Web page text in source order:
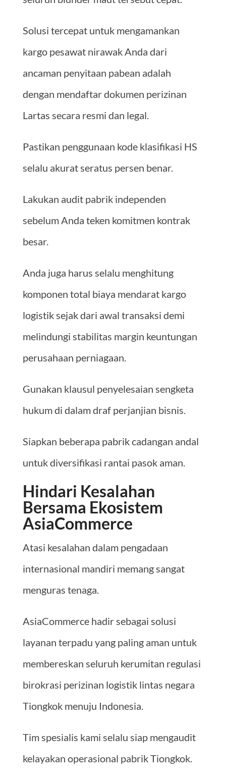
Solusi tercepat untuk mengamankan
kargo pesawat nirawak Anda dari
ancaman penyitaan pabean adalah
dengan mendaftar dokumen perizinan
Lartas secara resmi dan legal.
Pastikan penggunaan kode klasifikasi HS
selalu akurat seratus persen benar.
Lakukan audit pabrik independen
sebelum Anda teken komitmen kontrak
besar.
Anda juga harus selalu menghitung
komponen total biaya mendarat kargo
logistik sejak dari awal transaksi demi
melindungi stabilitas margin keuntungan
perusahaan perniagaan.
Gunakan klausul penyelesaian sengketa
hukum di dalam draf perjanjian bisnis.
Siapkan beberapa pabrik cadangan andal
untuk diversifikasi rantai pasok aman.
Hindari Kesalahan
Bersama Ekosistem
AsiaCommerce
Atasi kesalahan dalam pengadaan
internasional mandiri memang sangat
menguras tenaga.
AsiaCommerce hadir sebagai solusi
layanan terpadu yang paling aman untuk
membereskan seluruh kerumitan regulasi
birokrasi perizinan logistik lintas negara
Tiongkok menuju Indonesia.
Tim spesialis kami selalu siap mengaudit
kelayakan operasional pabrik Tiongkok.